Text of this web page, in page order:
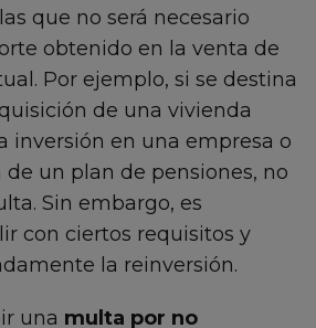
que no será necesario
obtenido en la venta de
Por ejemplo, si se destina
de una vivienda
inversión en una empresa o
un plan de pensiones, no
Sin embargo, es
con ciertos requisitos y
la reinversión.
una multa por no